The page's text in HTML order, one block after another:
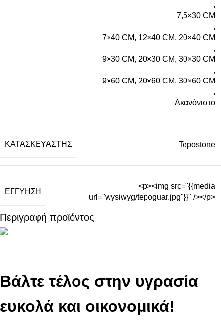
,
7,5×30 CM
,
7×40 CM, 12×40 CM, 20×40 CM
,
9×30 CM, 20×30 CM, 30×30 CM
,
9×60 CM, 20×60 CM, 30×60 CM
,
Ακανόνιστο
ΚΑΤΑΣΚΕΥΑΣΤΉΣ Tepostone
ΕΓΓΎΗΣΗ
<p><img src="{{media
url="wysiwyg/tepoguar.jpg"}}" /></p>
Περιγραφή προϊόντος
Βάλτε τέλος στην υγρασία
ευκολά και οικονομικά!